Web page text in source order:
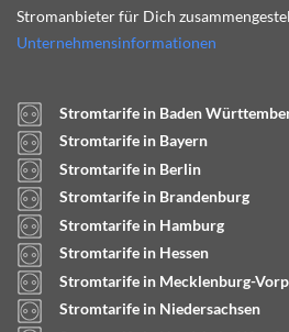
Stromanbieter für Dich
Unternehmensinformationen
Stromtarife in Baden
Stromtarife in Bayern
Stromtarife in Berlin
Stromtarife in Brandenburg
Stromtarife in Hamburg
Stromtarife in Hessen
Stromtarife in Mecklenburg-
Stromtarife in Niedersachsen